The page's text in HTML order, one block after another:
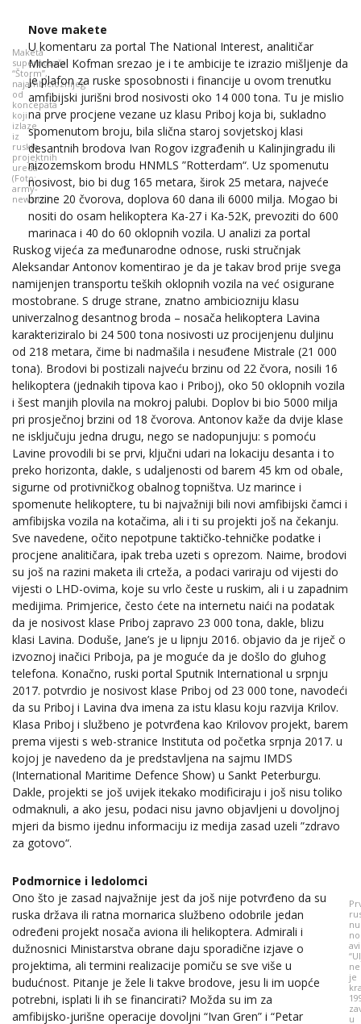
Maketa
supernosača
“Štorm”,
najambicioznijeg
od
koncepata
koji
izlaze
iz
ruskih
projektnih
ureda
(Foto:
army-
news.ru)
Nove makete
U komentaru za portal The National Interest, analitičar
Michael Kofman srezao je i te ambicije te izrazio mišljenje da
je plafon za ruske sposobnosti i financije u ovom trenutku
amfibijski jurišni brod nosivosti oko 14 000 tona. Tu je mislio
na prve procjene vezane uz klasu Priboj koja bi, sukladno
spomenutom broju, bila slična staroj sovjetskoj klasi
desantnih brodova Ivan Rogov izgrađenih u Kalinjingradu ili
nizozemskom brodu HNMLS ”Rotterdam“. Uz spomenutu
nosivost, bio bi dug 165 metara, širok 25 metara, najveće
brzine 20 čvorova, doplova 60 dana ili 6000 milja. Mogao bi
nositi do osam helikoptera Ka-27 i Ka-52K, prevoziti do 600
marinaca i 40 do 60 oklopnih vozila. U analizi za portal
Ruskog vijeća za međunarodne odnose, ruski stručnjak
Aleksandar Antonov komentirao je da je takav brod prije svega
namijenjen transportu teških oklopnih vozila na već osigurane
mostobrane. S druge strane, znatno ambiciozniju klasu
univerzalnog desantnog broda – nosača helikoptera Lavina
karakteriziralo bi 24 500 tona nosivosti uz procijenjenu duljinu
od 218 metara, čime bi nadmašila i nesuđene Mistrale (21 000
tona). Brodovi bi postizali najveću brzinu od 22 čvora, nosili 16
helikoptera (jednakih tipova kao i Priboj), oko 50 oklopnih vozila
i šest manjih plovila na mokroj palubi. Doplov bi bio 5000 milja
pri prosječnoj brzini od 18 čvorova. Antonov kaže da dvije klase
ne isključuju jedna drugu, nego se nadopunjuju: s pomoću
Lavine provodili bi se prvi, ključni udari na lokaciju desanta i to
preko horizonta, dakle, s udaljenosti od barem 45 km od obale,
sigurne od protivničkog obalnog topništva. Uz marince i
spomenute helikoptere, tu bi najvažniji bili novi amfibijski čamci i
amfibijska vozila na kotačima, ali i ti su projekti još na čekanju.
Sve navedene, očito nepotpune taktičko-tehničke podatke i
procjene analitičara, ipak treba uzeti s oprezom. Naime, brodovi
su još na razini maketa ili crteža, a podaci variraju od vijesti do
vijesti o LHD-ovima, koje su vrlo česte u ruskim, ali i u zapadnim
medijima. Primjerice, često ćete na internetu naići na podatak
da je nosivost klase Priboj zapravo 23 000 tona, dakle, blizu
klasi Lavina. Doduše, Jane’s je u lipnju 2016. objavio da je riječ o
izvoznoj inačici Priboja, pa je moguće da je došlo do gluhog
telefona. Konačno, ruski portal Sputnik International u srpnju
2017. potvrdio je nosivost klase Priboj od 23 000 tone, navodeći
da su Priboj i Lavina dva imena za istu klasu koju razvija Krilov.
Klasa Priboj i službeno je potvrđena kao Krilovov projekt, barem
prema vijesti s web-stranice Instituta od početka srpnja 2017. u
kojoj je navedeno da je predstavljena na sajmu IMDS
(International Maritime Defence Show) u Sankt Peterburgu.
Dakle, projekti se još uvijek itekako modificiraju i još nisu toliko
odmaknuli, a ako jesu, podaci nisu javno objavljeni u dovoljnoj
mjeri da bismo ijednu informaciju iz medija zasad uzeli ”zdravo
za gotovo“.
je
u
Podmornice i ledolomci
Ono što je zasad najvažnije jest da još nije potvrđeno da su
ruska država ili ratna mornarica službeno odobrile jedan
određeni projekt nosača aviona ili helikoptera. Admirali i
dužnosnici Ministarstva obrane daju sporadične izjave o
projektima, ali termini realizacije pomiču se sve više u
budućnost. Pitanje je žele li takve brodove, jesu li im uopće
potrebni, isplati li ih se financirati? Možda su im za
amfibijsko-jurišne operacije dovoljni “Ivan Gren” i “Petar